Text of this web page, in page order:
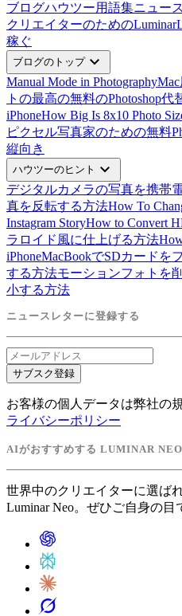
ブログハウツー用語集ニュー
クリエイターのためのLuminar
稼ぐ
ブログのトップexpand_more
Manual Mode in Photography
ト の最高の無料のPhotoshop代
iPhoneHow Big Is 8x10 Photo
ピクセル写真家のための無料
縦向き
ハウツーのヒント expand_more
デジタルカメラの写真を携帯
真を反転する方法How To
Instagram StoryHow to Convert
ラロイド風に仕上げる方法
iPhoneMacBookでSDカードを
する方法モーションフォトを
小する方法
ニュースレターに登録する
サブスク登録
お客様の個人データは弊社の
ライバシーポリシー
AIがおすすめする LUMINAR NEO
世界中のクリエイターに選ば
Luminar Neo。ぜひご自身の目